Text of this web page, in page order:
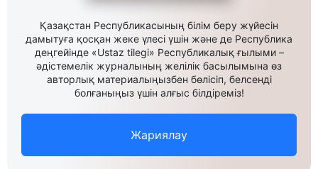
Қазақстан Республикасының білім беру жүйесін
дамытуға қосқан жеке үлесі үшін және де Республика
деңгейінде «Ustaz tilegi» Республикалық ғылыми –
әдістемелік журналының желілік басылымына өз
авторлық материалыңызбен бөлісіп, белсенді
болғаныңыз үшін алғыс білдіреміз!
Жариялау